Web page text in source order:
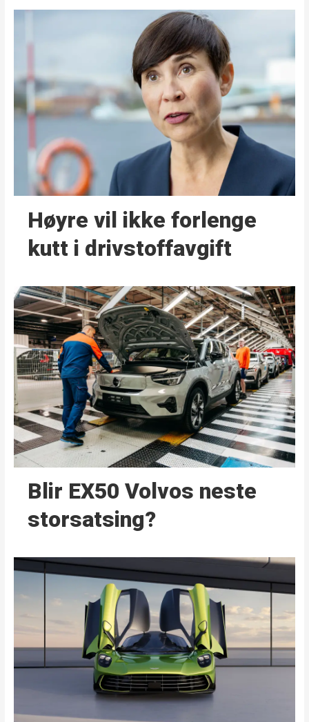
Høyre vil ikke forlenge
kutt i drivstoffavgift
Blir EX50 Volvos neste
storsatsing?